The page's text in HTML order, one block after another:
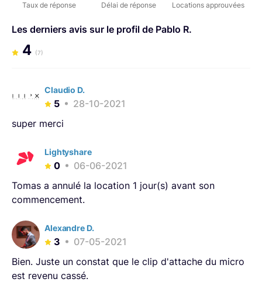
Taux de réponse
Délai de réponse
Locations approuvées
Les derniers avis sur le profil de Pablo R.
4 (7)
Claudio D.
5
28-10-2021
super merci
Lightyshare
0
06-06-2021
Tomas a annulé la location 1 jour(s) avant son
commencement.
Alexandre D.
3
07-05-2021
Bien. Juste un constat que le clip d'attache du micro
est revenu cassé.